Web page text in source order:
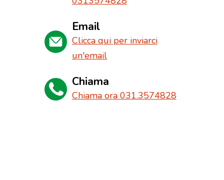
Email
Clicca qui per inviarci
un'email
Chiama
Chiama ora 031.3574828